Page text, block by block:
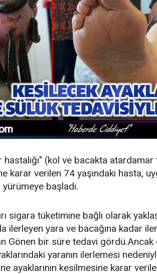
(kol ve bacakta atardamar
karar verilen 74 yaşındaki hasta,
başladı.
sigara tüketimine bağlı olarak
ilerleyen yara ve bacağına kadar
Gönen bir süre tedavi
yaranın ilerlemesi
ayaklarının kesilmesine karar